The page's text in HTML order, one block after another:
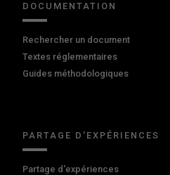
DOCUMENTATION
Rechercher un document
Textes réglementaires
Guides méthodologiques
PARTAGE D'EXPÉRIENCES
Partage d'expériences